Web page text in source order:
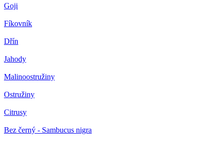
Goji
Fíkovník
Dřín
Jahody
Malinoostružiny
Ostružiny
Citrusy
Bez černý - Sambucus nigra